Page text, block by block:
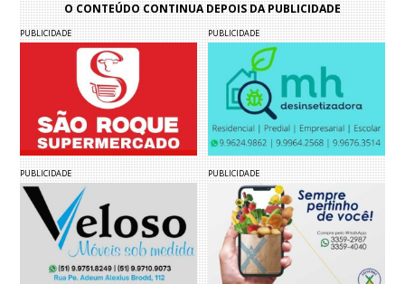
O CONTEÚDO CONTINUA DEPOIS DA PUBLICIDADE
PUBLICIDADE PUBLICIDADE
PUBLICIDADE PUBLICIDADE